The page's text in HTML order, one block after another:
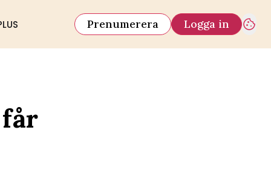
Prenumerera Logga in